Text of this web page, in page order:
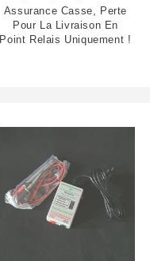
Assurance Casse, Perte
Pour La Livraison En
Point Relais Uniquement !